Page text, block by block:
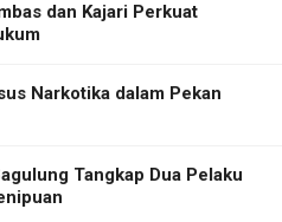
dan Kajari Perkuat
Narkotika dalam Pekan
Tangkap Dua Pelaku